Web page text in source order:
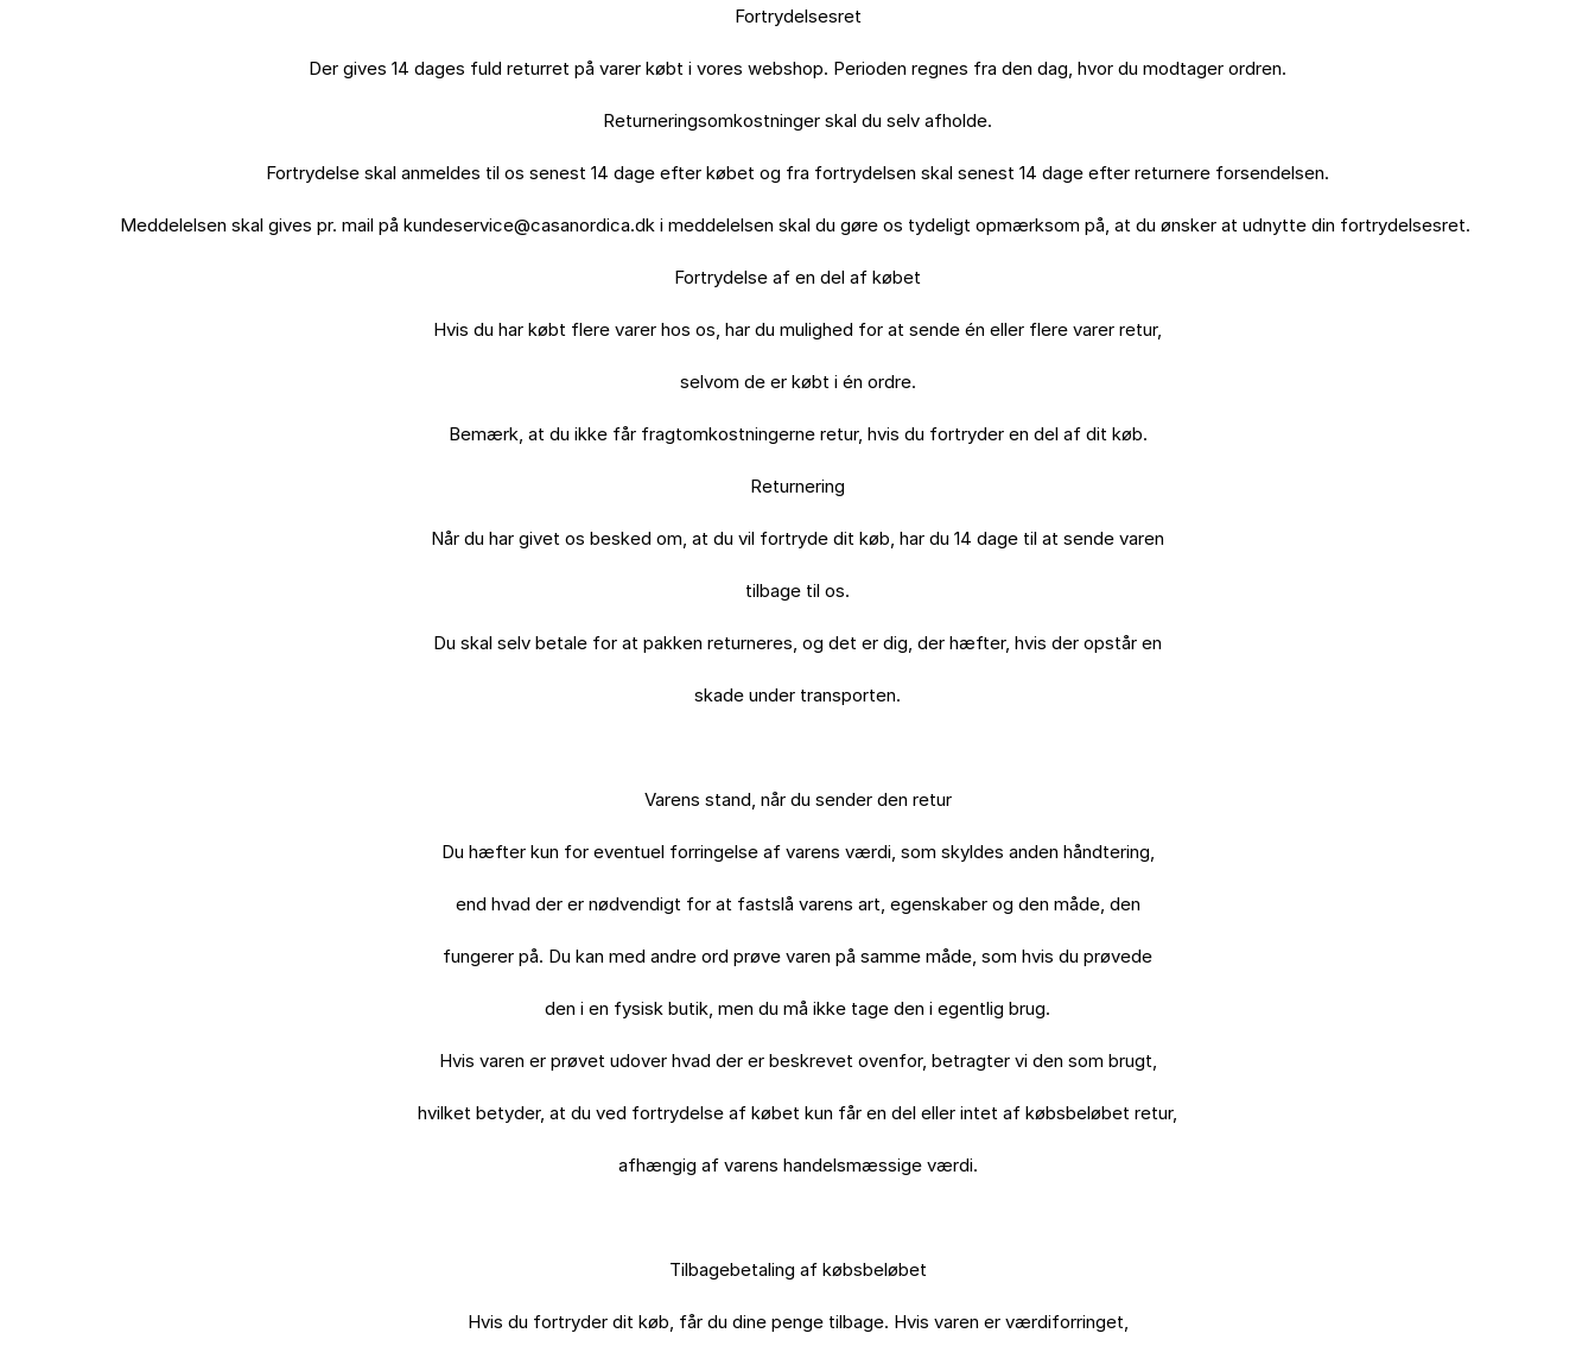
Fortrydelsesret
Der gives 14 dages fuld returret på varer købt i vores webshop. Perioden regnes fra den dag, hvor du modtager ordren.
Returneringsomkostninger skal du selv afholde.
Fortrydelse skal anmeldes til os senest 14 dage efter købet og fra fortrydelsen skal senest 14 dage efter returnere forsendelsen.
Meddelelsen skal gives pr. mail på kundeservice@casanordica.dk i meddelelsen skal du gøre os tydeligt opmærksom på, at du ønsker at udnytte din fortrydelsesret.
Fortrydelse af en del af købet
Hvis du har købt flere varer hos os, har du mulighed for at sende én eller flere varer retur,
selvom de er købt i én ordre.
Bemærk, at du ikke får fragtomkostningerne retur, hvis du fortryder en del af dit køb.
Returnering
Når du har givet os besked om, at du vil fortryde dit køb, har du 14 dage til at sende varen
tilbage til os.
Du skal selv betale for at pakken returneres, og det er dig, der hæfter, hvis der opstår en
skade under transporten.
Varens stand, når du sender den retur
Du hæfter kun for eventuel forringelse af varens værdi, som skyldes anden håndtering,
end hvad der er nødvendigt for at fastslå varens art, egenskaber og den måde, den
fungerer på. Du kan med andre ord prøve varen på samme måde, som hvis du prøvede
den i en fysisk butik, men du må ikke tage den i egentlig brug.
Hvis varen er prøvet udover hvad der er beskrevet ovenfor, betragter vi den som brugt,
hvilket betyder, at du ved fortrydelse af købet kun får en del eller intet af købsbeløbet retur,
afhængig af varens handelsmæssige værdi.
Tilbagebetaling af købsbeløbet
Hvis du fortryder dit køb, får du dine penge tilbage. Hvis varen er værdiforringet,